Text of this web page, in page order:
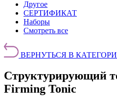
Другое
СЕРТИФИКАТ
Наборы
Смотреть все
ВЕРНУТЬСЯ В
Структурирующий
Firming Tonic